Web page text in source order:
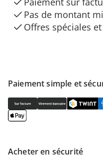
Paiement simple et
Acheter en sécurité
Pas de montant
Offres spéciales